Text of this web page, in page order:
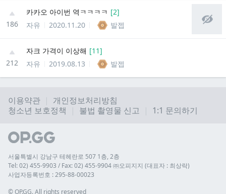
186
카카오 아이번 역ㅋㅋㅋㅋ [2]
자유
2020.11.20 발젭
212
자크 가격이 이상해 [11]
자유
2019.08.13 발젭
이용약관
개인정보처리방침
청소년 보호정책
불법 촬영물 신고 1:1 문의하기
서울특별시 강남구 테헤란로 507 1층, 2층
Tel: 02) 455-9903 / Fax: 02) 455-9904 ㈜오피지지 (대표자 : 최상락)
사업자등록번호 : 295-88-00023
© OP.GG. All rights reserved